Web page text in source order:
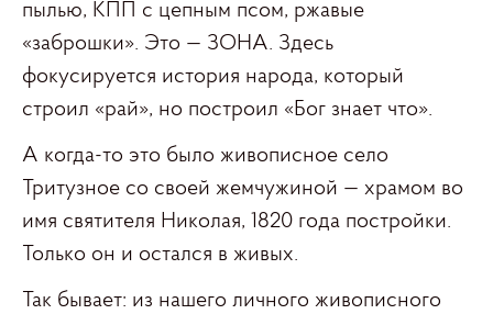
пылью, КПП с цепным псом, ржавые
«заброшки». Это — ЗОНА. Здесь
фокусируется история народа, который
строил «рай», но построил «Бог знает что».
А когда-то это было живописное село
Тритузное со своей жемчужиной — храмом во
имя святителя Николая, 1820 года постройки.
Только он и остался в живых.
Так бывает: из нашего личного живописного